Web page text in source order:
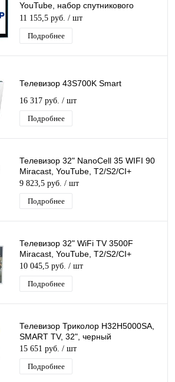
YouTube, набор спутникового
оборудования для просмотра
каналов Триколор ТВ
11 155,5 руб. / шт
Подробнее
Телевизор 43S700K Smart
16 317 руб. / шт
Подробнее
Телевизор 32" NanoCell 35 WIFI 90
Miracast, YouTube, T2/S2/CI+
9 823,5 руб. / шт
Подробнее
Телевизор 32" WiFi TV 3500F
Miracast, YouTube, T2/S2/CI+
10 045,5 руб. / шт
Подробнее
Телевизор Триколор H32H5000SA,
SMART TV, 32", черный
15 651 руб. / шт
Подробнее